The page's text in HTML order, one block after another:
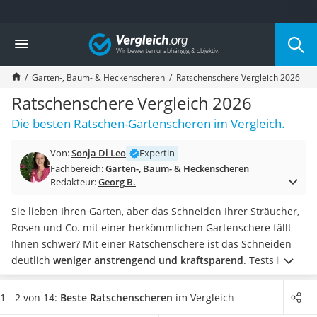
Die beliebtesten Vergleiche nach Kategorie
Baumarkt
Tresor feuerfest
Makita-Akku-Rasenmäher
Kappsäge
Smartes Türschloss
Akku-Rasentrimmer
Split-Klimaanlage 2 Innengeräte
Pelletofen
Tiefbrunnenpumpe
Fliesenschneider
Hochdruckreiniger
Doppelschleifer
Überwachungskamera
Benzinrasenmäher mit Elektrostart
Vergleich
Garten-, Baum- & Heckenscheren Ratschenschere Vergleich 2026
Ratschenschere Vergleich 2026
Die besten Ratschen-Gartenscheren im Vergleich.
Von:Sonja Di Leo
Expertin
Fachbereich:Garten-, Baum- & Heckenscheren
Redakteur:Georg B.
Sie lieben Ihren Garten, aber das Schneiden Ihrer Sträucher,
Rosen und Co. mit einer herkömmlichen Gartenschere fällt
Ihnen schwer? Mit einer Ratschenschere ist das Schneiden
deutlich weniger anstrengend und kraftsparend. Tests im
Internet zeigen, dass die Hände beim Schneiden mit einer
Gartenschere mit Ratschenmechanismus nicht so schnell
1 - 2 von 14: Beste Ratschenscheren im Vergleich